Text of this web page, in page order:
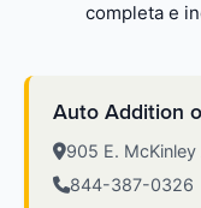
completa e
Auto Addition
905 E.
844-387-0326